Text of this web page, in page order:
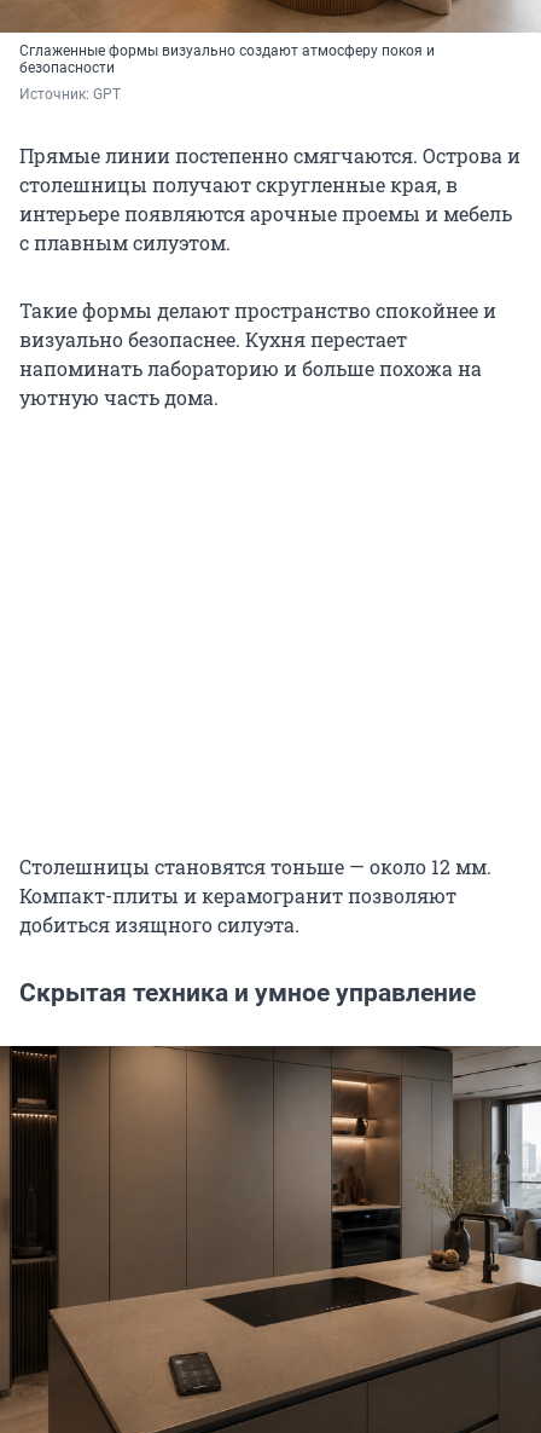
Сглаженные формы визуально создают атмосферу покоя и
безопасности
Источник: GPT
Прямые линии постепенно смягчаются. Острова и
столешницы получают скругленные края, в
интерьере появляются арочные проемы и мебель
с плавным силуэтом.
Такие формы делают пространство спокойнее и
визуально безопаснее. Кухня перестает
напоминать лабораторию и больше похожа на
уютную часть дома.
Столешницы становятся тоньше — около 12 мм.
Компакт-плиты и керамогранит позволяют
добиться изящного силуэта.
Скрытая техника и умное управление